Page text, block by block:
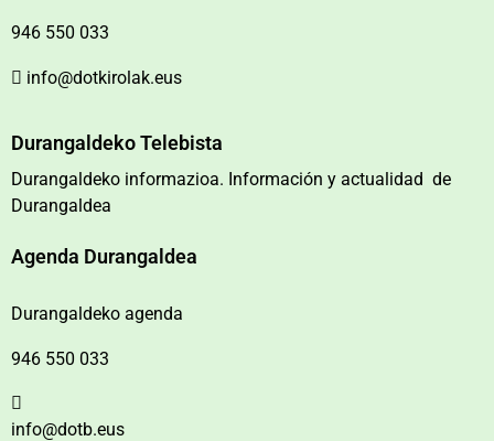
946 550 033
info@dotkirolak.eus
Durangaldeko Telebista
Durangaldeko informazioa. Información y actualidad de
Durangaldea
Agenda Durangaldea
Durangaldeko agenda
946 550 033
info@dotb.eus